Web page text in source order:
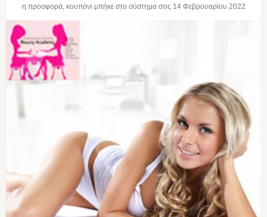
η προσφορά, κουπόνι μπήκε στο σύστημα στις 14 Φεβρουαρίου 2022